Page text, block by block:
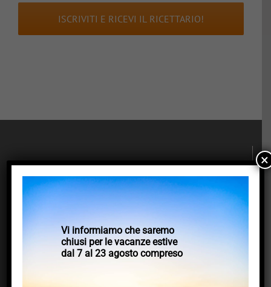
Bernardi srl
Via Pasquale Bottero 16,
12020, Villar San Costanzo, Cuneo
Vi informiamo che saremo
chiusi per le vacanze estive
dal 7 al 23 agosto compreso
×